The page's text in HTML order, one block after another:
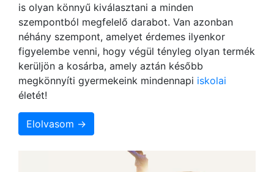
is olyan könnyű kiválasztani a minden
szempontból megfelelő darabot. Van azonban
néhány szempont, amelyet érdemes ilyenkor
figyelembe venni, hogy végül tényleg olyan termék
kerüljön a kosárba, amely aztán később
megkönnyíti gyermekeink mindennapi iskolai
életét!
Elolvasom →